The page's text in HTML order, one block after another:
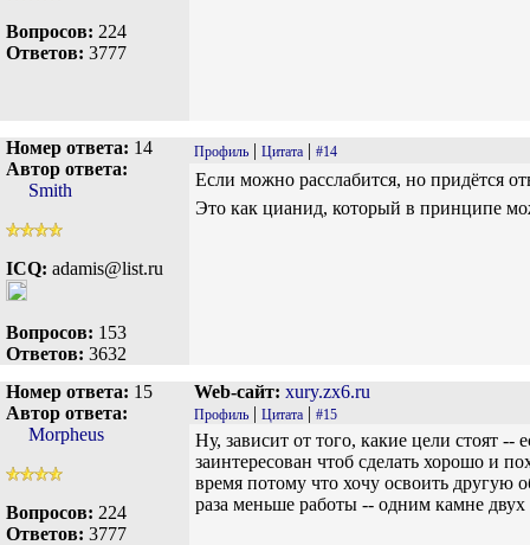
Вопросов: 224
Ответов: 3777
Номер ответа: 14
Автор ответа:
Smith
ICQ: adamis@list.ru
Вопросов: 153
Ответов: 3632
Профиль | Цитата | #14
Если можно расслабится, но придётся
Это как цианид, который в принципе
Номер ответа: 15
Автор ответа:
Morpheus
Вопросов: 224
Ответов: 3777
Web-сайт: xury.zx6.ru
Профиль | Цитата | #15
Ну, зависит от того, какие цели стоят
заинтересован чтоб сделать хорошо и
время потому что хочу освоить другую
раза меньше работы -- одним камне